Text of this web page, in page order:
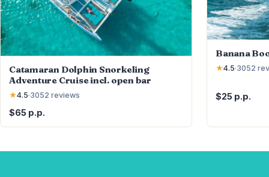
Catamaran Dolphin Snorkeling
Adventure Cruise incl. open bar
★4.5·3052 reviews
$65 p.p.
Banana
★4.5·3052
$25 p.p.